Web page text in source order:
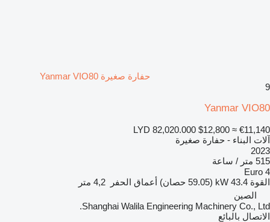
حفارة صغيرة Yanmar VIO80
9
Yanmar VIO80
LYD 82,020.000 $12,800 ≈ €11,140
آلات البناء - حفارة صغيرة
2023
515 متر / ساعة
Euro 4
القوة 43.4 kW (59.05 حصان) أعماق الحفر
4,2 متر
الصين
Shanghai Walila Engineering Machinery Co., Ltd.
الاتصال بالبائع